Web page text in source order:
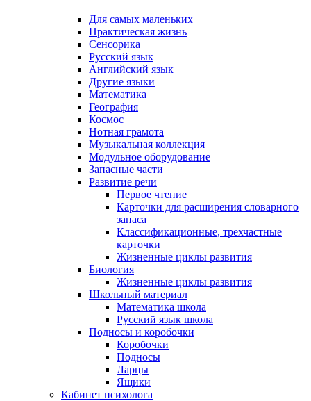
Для самых маленьких
Практическая жизнь
Сенсорика
Русский язык
Английский язык
Другие языки
Математика
География
Космос
Нотная грамота
Музыкальная коллекция
Модульное оборудование
Запасные части
Развитие речи
Первое чтение
Карточки для расширения словарного
запаса
Классификационные, трехчастные
карточки
Жизненные циклы развития
Биология
Жизненные циклы развития
Школьный материал
Математика школа
Русский язык школа
Подносы и коробочки
Коробочки
Подносы
Ларцы
Ящики
Кабинет психолога